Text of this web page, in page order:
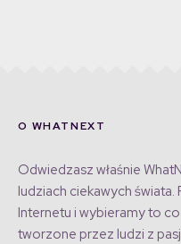
O WHATNEXT
Odwiedzasz właśnie
ludziach ciekawych
Internetu i wybieramy to
tworzone przez ludzi z